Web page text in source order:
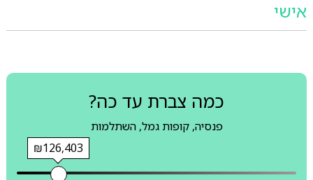
אישי
כמה צברת עד כה?
פנסיה, קופות גמל, השתלמות
₪126,403